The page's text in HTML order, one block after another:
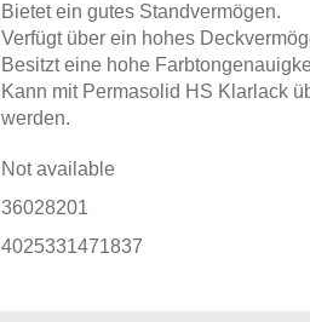
Bietet ein gutes Standvermögen.
Verfügt über ein hohes
Besitzt eine hohe
Kann mit Permasolid HS Klarlack
werden.
Not available
36028201
4025331471837